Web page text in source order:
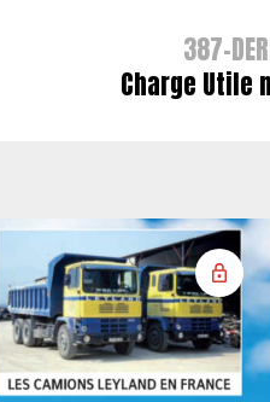
387-
Charge Utile